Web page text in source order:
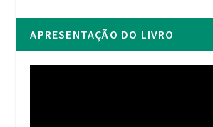
APRESENTAÇÃO DO LIVRO